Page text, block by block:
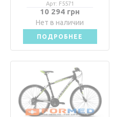
Арт: F5571
10 294 грн
Нет в наличии
ПОДРОБНЕЕ